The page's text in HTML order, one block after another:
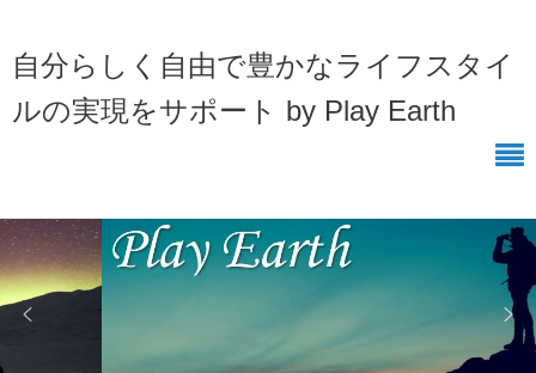
自分らしく自由で豊かなライフスタイ
ルの実現をサポート by Play Earth